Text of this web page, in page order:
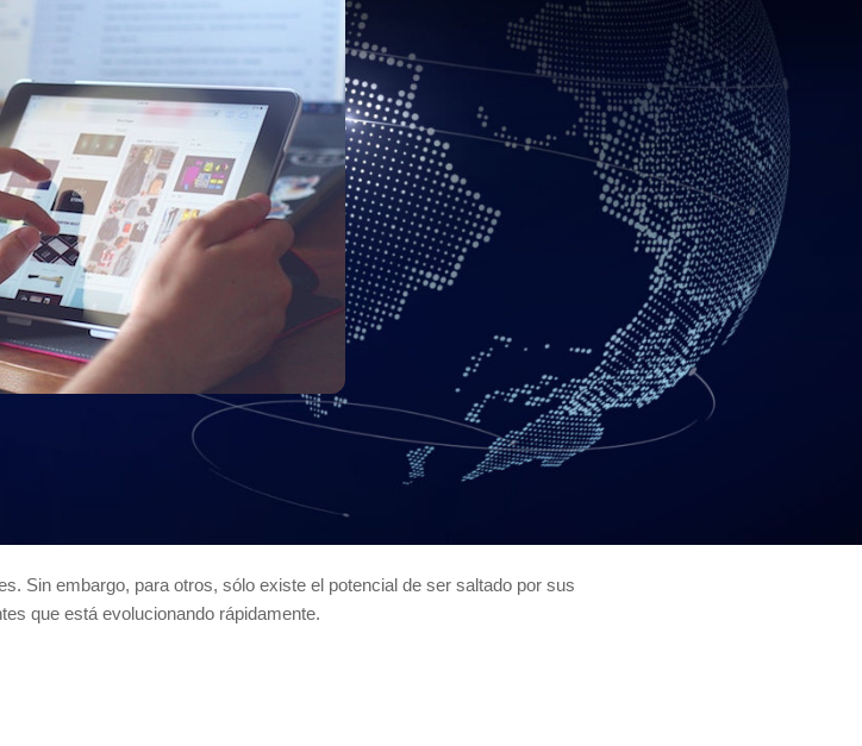
años turbulentos y agitados por delante.
evolucionan y, junto con ellos, también debe
por delante de la competencia.
Sin embargo, para otros, sólo existe el potencial de ser saltado por sus
que está evolucionando rápidamente.